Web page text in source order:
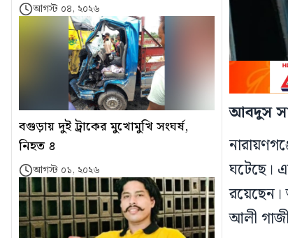
আগস্ট ০৪, ২০২৬
বগুড়ায় দুই ট্রাকের মুখোমুখি সংঘর্ষ,
নিহত ৪
আগস্ট ০১, ২০২৬
আবদুস
ঘটেছে।
আলী